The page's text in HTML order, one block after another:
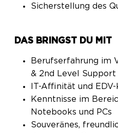
Sicherstellung des
DAS BRINGST DU MIT
Berufserfahrung im
& 2nd Level Support
IT-Affinität und
Kenntnisse im
Notebooks und PCs
Souveränes,